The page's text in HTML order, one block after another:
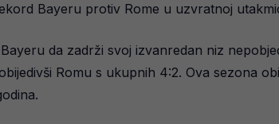
Bayeru protiv Rome u uzvratnoj
da zadrži svoj izvanredan niz
Romu s ukupnih 4:2. Ova sezona